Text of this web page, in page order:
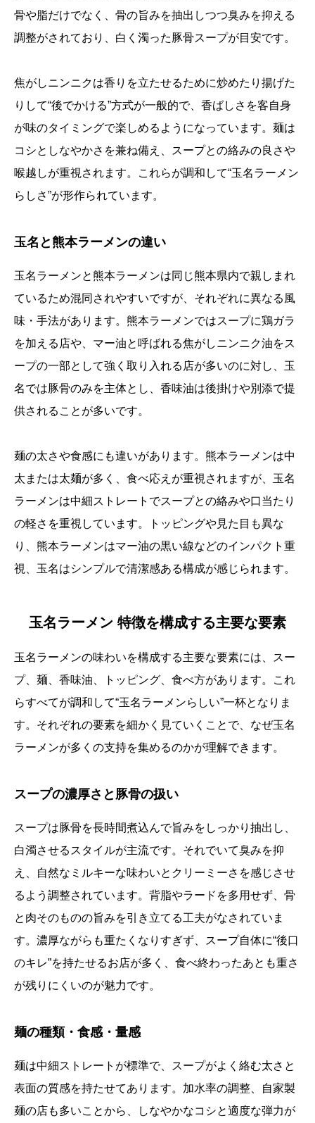
骨や脂だけでなく、骨の旨みを抽出しつつ臭みを抑える
調整がされており、白く濁った豚骨スープが目安です。
焦がしニンニクは香りを立たせるために炒めたり揚げた
りして“後でかける”方式が一般的で、香ばしさを客自身
が味のタイミングで楽しめるようになっています。麺は
コシとしなやかさを兼ね備え、スープとの絡みの良さや
喉越しが重視されます。これらが調和して“玉名ラーメン
らしさ”が形作られています。
玉名と熊本ラーメンの違い
玉名ラーメンと熊本ラーメンは同じ熊本県内で親しまれ
ているため混同されやすいですが、それぞれに異なる風
味・手法があります。熊本ラーメンではスープに鶏ガラ
を加える店や、マー油と呼ばれる焦がしニンニク油をス
ープの一部として強く取り入れる店が多いのに対し、玉
名では豚骨のみを主体とし、香味油は後掛けや別添で提
供されることが多いです。
麺の太さや食感にも違いがあります。熊本ラーメンは中
太または太麺が多く、食べ応えが重視されますが、玉名
ラーメンは中細ストレートでスープとの絡みや口当たり
の軽さを重視しています。トッピングや見た目も異な
り、熊本ラーメンはマー油の黒い線などのインパクト重
視、玉名はシンプルで清潔感ある構成が感じられます。
玉名ラーメン 特徴を構成する主要な要素
玉名ラーメンの味わいを構成する主要な要素には、スー
プ、麺、香味油、トッピング、食べ方があります。これ
らすべてが調和して“玉名ラーメンらしい”一杯となりま
す。それぞれの要素を細かく見ていくことで、なぜ玉名
ラーメンが多くの支持を集めるのかが理解できます。
スープの濃厚さと豚骨の扱い
スープは豚骨を長時間煮込んで旨みをしっかり抽出し、
白濁させるスタイルが主流です。それでいて臭みを抑
え、自然なミルキーな味わいとクリーミーさを感じさせ
るよう調整されています。背脂やラードを多用せず、骨
と肉そのものの旨みを引き立てる工夫がなされていま
す。濃厚ながらも重たくなりすぎず、スープ自体に“後口
のキレ”を持たせるお店が多く、食べ終わったあとも重さ
が残りにくいのが魅力です。
麺の種類・食感・量感
麺は中細ストレートが標準で、スープがよく絡む太さと
表面の質感を持たせてあります。加水率の調整、自家製
麺の店も多いことから、しなやかなコシと適度な弾力が